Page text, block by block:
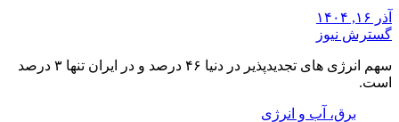
آذر ۱۶, ۱۴۰۴
گسترش نیوز
سهم انرژی های تجدیدپذیر در دنیا ۴۶ درصد و در ایران تنها ۳ درصد
است.
برق، آب و انرژی